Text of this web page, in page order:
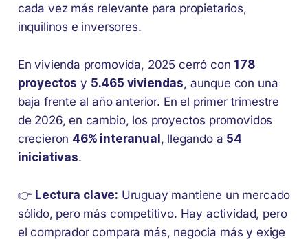
cada vez más relevante para propietarios,
inquilinos e inversores.
En vivienda promovida, 2025 cerró con 178
proyectos y 5.465 viviendas, aunque con una
baja frente al año anterior. En el primer trimestre
de 2026, en cambio, los proyectos promovidos
crecieron 46% interanual, llegando a 54
iniciativas.
👉 Lectura clave: Uruguay mantiene un mercado
sólido, pero más competitivo. Hay actividad, pero
el comprador compara más, negocia más y exige